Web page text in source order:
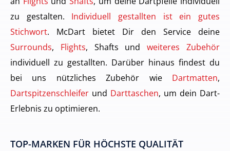
zu gestalten. Individuell gestallten ist ein gutes
Stichwort. McDart bietet Dir den Service deine
Surrounds, Flights, Shafts undweiteres Zubehör
individuell zu gestallten. Darüber hinaus findest du
bei uns nützliches Zubehör wie Dartmatten,
Dartspitzenschleifer und Darttaschen, um dein Dart-
Erlebnis zu optimieren.
TOP-MARKEN FÜR HÖCHSTE QUALITÄT